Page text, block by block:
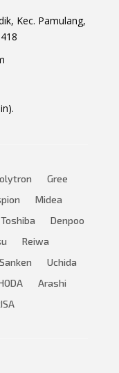
Kec. Pamulang,
Gree
Midea
Toshiba
Denpoo
Reiwa
Sanken
Uchida
Arashi